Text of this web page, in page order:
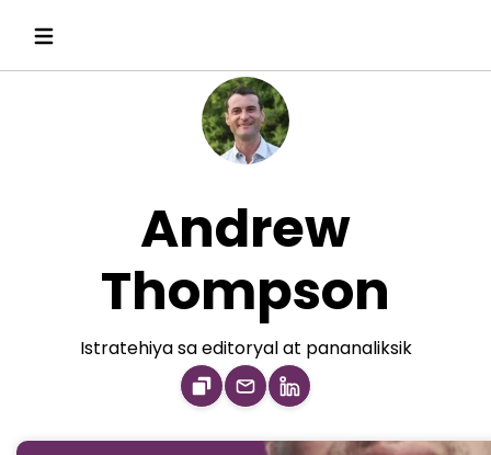
Andrew
Thompson
Istratehiya sa editoryal at pananaliksik